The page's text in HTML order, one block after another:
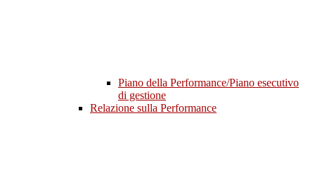
Piano della Performance/Piano esecutivo
di gestione
Relazione sulla Performance